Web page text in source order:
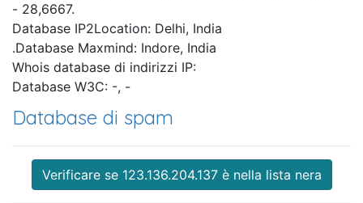
- 28,6667.
Database IP2Location: Delhi, India
.Database Maxmind: Indore, India
Whois database di indirizzi IP:
Database W3C: -, -
Database di spam
Verificare se 123.136.204.137 è nella lista nera